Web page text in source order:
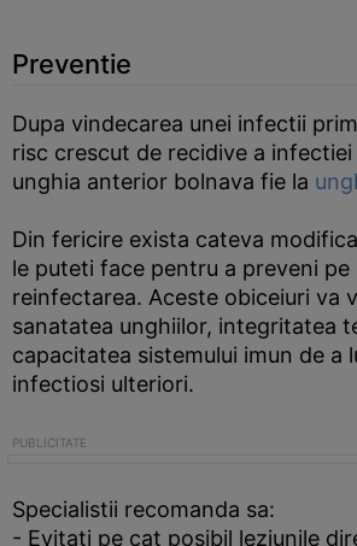
Preventie
Dupa vindecarea unei infectii
risc crescut de recidive a
unghia anterior bolnava fie la
Din fericire exista cateva
le puteti face pentru a preveni pe
reinfectarea. Aceste obiceiuri va
sanatatea unghiilor, integritatea
capacitatea sistemului imun de a
infectiosi ulteriori.
Specialistii recomanda sa:
- Evitati pe cat posibil leziunile